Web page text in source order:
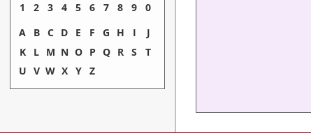
1
2 3 4 5 6 7 8 9
0
A
B C D E F G H I
J
K
L M N O P Q R S
T
U V W X Y Z